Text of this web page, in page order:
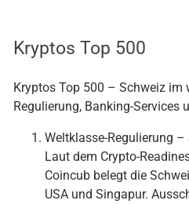
Kryptos Top 500
Kryptos Top 500 – Schweiz im
Regulierung, Banking-Services
Weltklasse-Regulierung
Laut dem Crypto-
Coincub belegt die
USA und Singapur.